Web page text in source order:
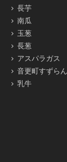
長芋
南瓜
玉葱
長葱
アスパラガス
音更町すずら
乳牛